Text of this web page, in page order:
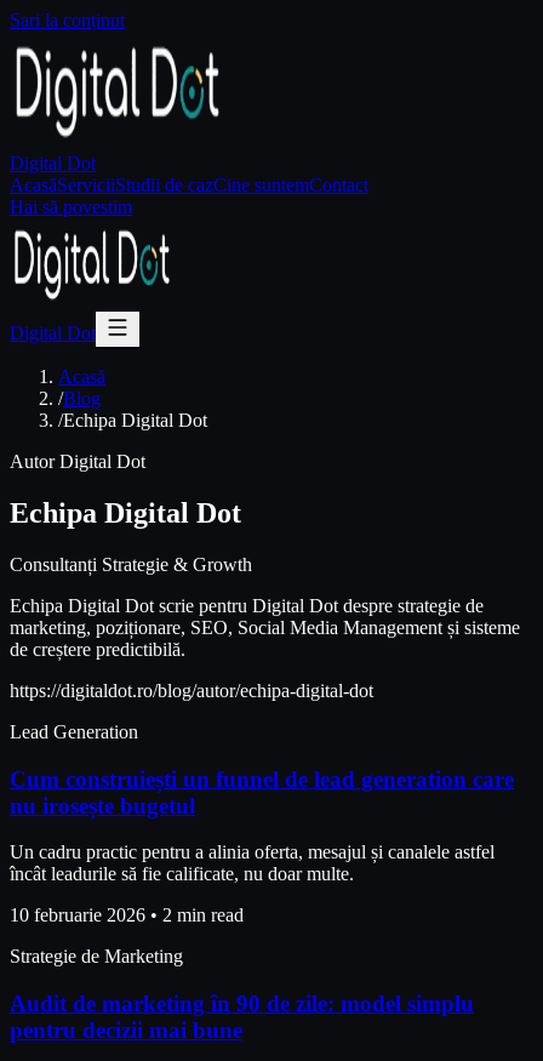
Sari la conținut
Digital Dot
AcasăServiciiStudii de cazCine suntemContact
Hai să povestim
Digital Dot
Acasă
/Blog
/Echipa Digital Dot
Autor Digital Dot
Echipa Digital Dot
Consultanți Strategie & Growth
Echipa Digital Dot scrie pentru Digital Dot despre strategie de
marketing, poziționare, SEO, Social Media Management și sisteme
de creștere predictibilă.
https://digitaldot.ro/blog/autor/echipa-digital-dot
Lead Generation
Cum construiești un funnel de lead generation care
nu irosește bugetul
Un cadru practic pentru a alinia oferta, mesajul și canalele astfel
încât leadurile să fie calificate, nu doar multe.
10 februarie 2026 • 2 min read
Strategie de Marketing
Audit de marketing în 90 de zile: model simplu
pentru decizii mai bune